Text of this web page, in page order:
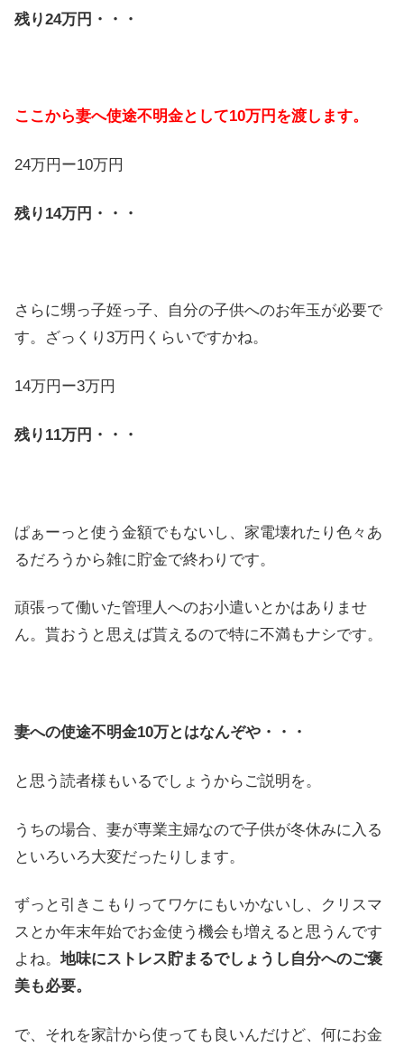
残り24万円・・・
ここから妻へ使途不明金として10万円を渡します。
24万円ー10万円
残り14万円・・・
さらに甥っ子姪っ子、自分の子供へのお年玉が必要で
す。ざっくり3万円くらいですかね。
14万円ー3万円
残り11万円・・・
ぱぁーっと使う金額でもないし、家電壊れたり色々あ
るだろうから雑に貯金で終わりです。
頑張って働いた管理人へのお小遣いとかはありませ
ん。貰おうと思えば貰えるので特に不満もナシです。
妻への使途不明金10万とはなんぞや・・・
と思う読者様もいるでしょうからご説明を。
うちの場合、妻が専業主婦なので子供が冬休みに入る
といろいろ大変だったりします。
ずっと引きこもりってワケにもいかないし、クリスマ
スとか年末年始でお金使う機会も増えると思うんです
よね。 地味にストレス貯まるでしょうし自分へのご褒
美も必要。
で、それを家計から使っても良いんだけど、何にお金